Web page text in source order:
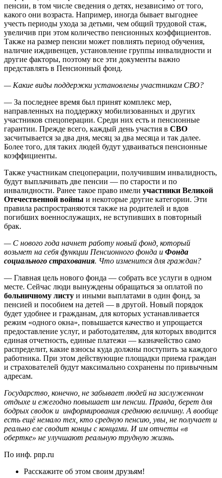
пенсии, в том числе сведения о детях, независимо от того,
какого они возраста. Например, иногда бывает выгоднее
учесть периоды ухода за детьми, чем общий трудовой стаж,
увеличив при этом количество пенсионных коэффициентов.
Также на размер пенсии может повлиять период обучения,
наличие иждивенцев, установление группы инвалидности и
другие факторы, поэтому все эти документы важно
представлять в Пенсионный фонд.
— Какие виды поддержки установлены участникам СВО?
— За последнее время был принят комплекс мер,
направленных на поддержку мобилизованных и других
участников спецоперации. Среди них есть и пенсионные
гарантии. Прежде всего, каждый день участия в СВО
засчитывается за два дня, месяц за два месяца и так далее.
Более того, для таких людей будут удваиваться пенсионные
коэффициенты.
Также участникам спецоперации, получившим инвалидность,
будут выплачивать две пенсии — по старости и по
инвалидности. Ранее такое право имели участники Великой
Отечественной войны и некоторые другие категории. Эти
правила распространяются также на родителей и вдов
погибших военнослужащих, не вступивших в повторный
брак.
— С нового года начнет работу новый фонд, который
возьмет на себя функции Пенсионного фонда и Фонда
социального страхования. Что изменится для граждан?
— Главная цель нового фонда — собрать все услуги в одном
месте. Сейчас люди вынуждены обращаться за оплатой по
больничному листу и иными выплатами в один фонд, за
пенсией и пособием на детей — в другой. Новый порядок
будет удобнее и гражданам, для которых устанавливается
режим «одного окна», повышается качество и упрощается
предоставление услуг, и работодателям, для которых вводится
единая отчетность, единые платежи — казначейство само
распределит, какие взносы куда должны поступить за каждого
работника. При этом действующие площадки приема граждан
и страхователей будут максимально сохранены по привычным
адресам.
Государство, конечно, не забывает людей на заслуженном
отдыхе и ежегодно повышает им пенсии. Правда, берет для
бодрых сводок и информирования среднюю величину. А вообще
есть ещё немало тех, кто средную пенсию, увы, не получает и
реально еле сводит концы с концами. И им отчеты «в
обертке» не улучшают реальную трудную жизнь.
По инф. pnp.ru
Расскажите об этом своим друзьям!